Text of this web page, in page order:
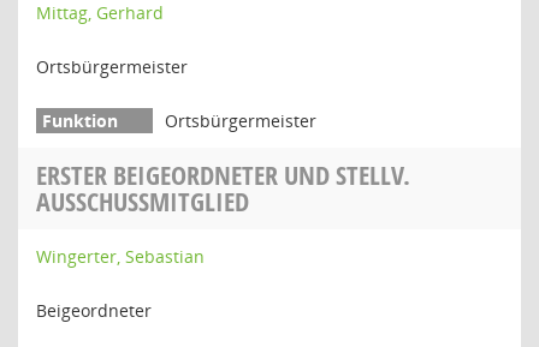
Mittag, Gerhard
Ortsbürgermeister
Ortsbürgermeister
ERSTER BEIGEORDNETER UND STELLV.
AUSSCHUSSMITGLIED
Wingerter, Sebastian
Beigeordneter